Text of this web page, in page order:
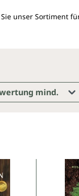
unser Sortiment
mind.